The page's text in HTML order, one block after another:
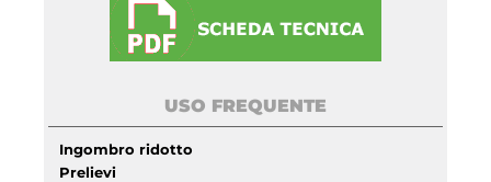
USO FREQUENTE
Ingombro ridotto
Prelievi